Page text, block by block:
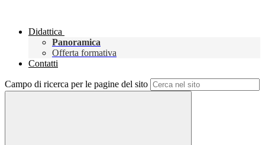
Didattica
Panoramica
Offerta formativa
Contatti
Campo di ricerca per le pagine del sito